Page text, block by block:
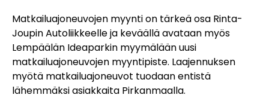
Matkailuajoneuvojen myynti on tärkeä osa Rinta-
Joupin Autoliikkeelle ja keväällä avataan myös
Lempäälän Ideaparkin myymälään uusi
matkailuajoneuvojen myyntipiste. Laajennuksen
myötä matkailuajoneuvot tuodaan entistä
lähemmäksi asiakkaita Pirkanmaalla.